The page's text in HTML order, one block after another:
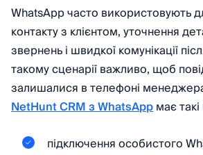
WhatsApp часто використовують
контакту з клієнтом, уточнення
звернень і швидкої комунікації
такому сценарії важливо, щоб
залишалися в телефоні
NetHunt CRM з WhatsAppмає
підключення особистого